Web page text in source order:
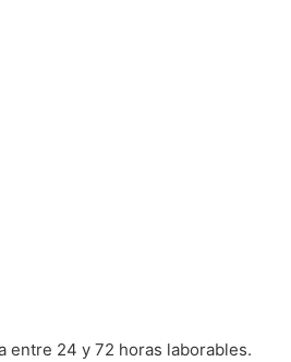
entre 24 y 72 horas laborables.